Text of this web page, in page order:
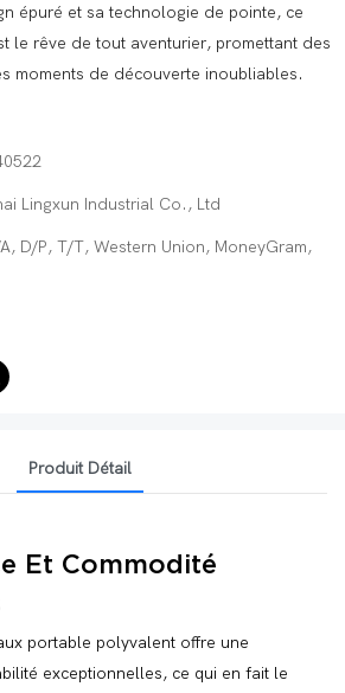
épuré et sa technologie de pointe, ce
le rêve de tout aventurier, promettant des
moments de découverte inoubliables.
Lingxun Industrial Co., Ltd
D/P, T/T, Western Union, MoneyGram,
Produit Détail
Et Commodité
portable polyvalent offre une
exceptionnelles, ce qui en fait le